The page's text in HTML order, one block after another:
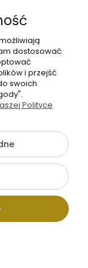
+48
141
363
Napisz
dostosować
i przejść
swoich
Polityce